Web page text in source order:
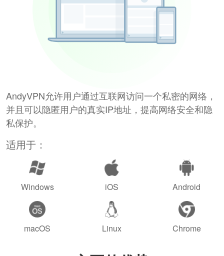
AndyVPN允许用户通过互联网访问一个私密的网络，
并且可以隐匿用户的真实IP地址，提高网络安全和隐
私保护。
适用于：
Windows iOS Android
macOS Linux Chrome